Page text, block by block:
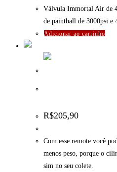
Válvula Immortal Air de
de paintball de 3000psi e
Adicionar ao carrinho
R$205,90
Com esse remote você
menos peso, porque o
sim no seu colete.